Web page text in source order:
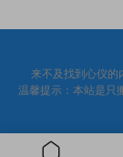
来不及找到心仪的
温馨提示：本站是只